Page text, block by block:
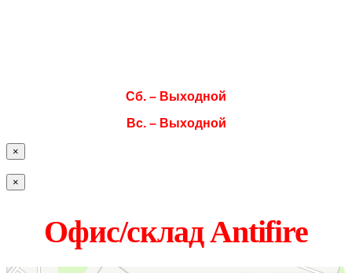
Сб. – Выходной
Вс. – Выходной
×
×
Офис/склад Antifire